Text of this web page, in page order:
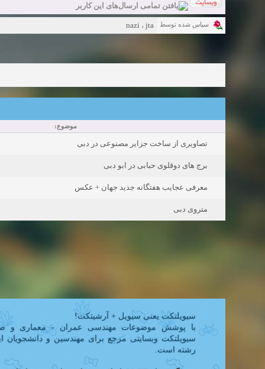
سپاس شده توسط jta ، nazi
موضوع:
تصاویری از ساخت جزایر مصنوعی در دبی
برج های دوقلوی حبابی در ابو دبی
معرفی عجایب هفتگانه جدید جهان + عکس
متروی دبی
سیویلتکت یعنی سیویل + آرشیتکت!
با پوشش موضوعات مهندسی عمران - معماری و
سیویلتکت وبسایتی مرجع برای مهندسین و دانشجویان
رشته است.